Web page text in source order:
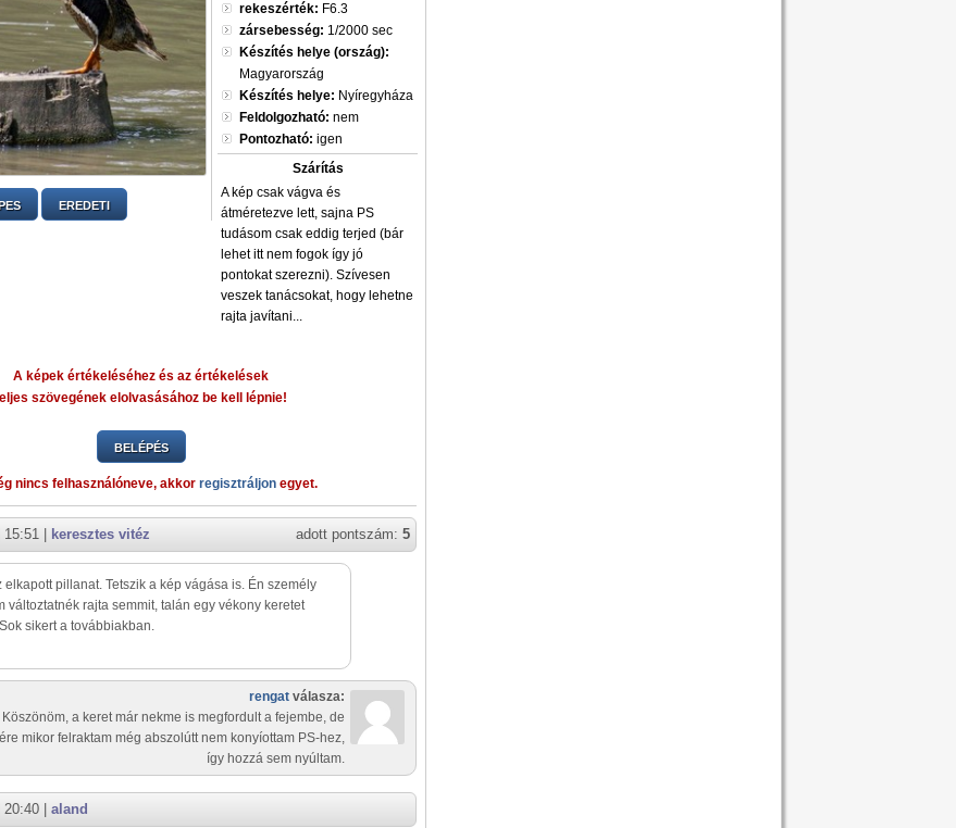
EREDETI
rekeszérték: F6.3
zársebesség: 1/2000 sec
Készítés helye (ország):
Magyarország
Készítés helye: Nyíregyháza
Feldolgozható: nem
Pontozható: igen
Szárítás
A kép csak vágva és
átméretezve lett, sajna PS
tudásom csak eddig terjed (bár
lehet itt nem fogok így jó
pontokat szerezni). Szívesen
veszek tanácsokat, hogy lehetne
rajta javítani...
A képek értékeléséhez és az értékelések
szövegének elolvasásához be kell lépnie!
BELÉPÉS
nincs felhasználóneve, akkor regisztráljon egyet.
adott pontszám: 5
| 15:51 | keresztes vitéz
elkapott pillanat. Tetszik a kép vágása is. Én személy
változtatnék rajta semmit, talán egy vékony keretet
sikert a továbbiakban.
rengat válasza:
Köszönöm, a keret már nekme is megfordult a fejembe, de
mikor felraktam még abszolútt nem konyíottam PS-hez,
így hozzá sem nyúltam.
| 20:40 | aland